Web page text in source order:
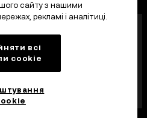
торгівельною
Управлінням
(MFSA) як постачальник
відповідно до статті 28
(розділ 647
сайту з нашими
рекламі і аналітиці.
всі
сookie